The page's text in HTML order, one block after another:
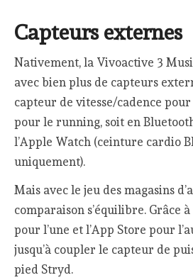
Capteurs externes
Nativement, la Vivoactive 3
avec bien plus de capteurs
capteur de vitesse/cadence
pour le running, soit en
l’Apple Watch (ceinture cardio
uniquement).
Mais avec le jeu des magasins
comparaison s’équilibre. Grâce
pour l’une et l’App Store pour
jusqu’à coupler le capteur de
pied Stryd.